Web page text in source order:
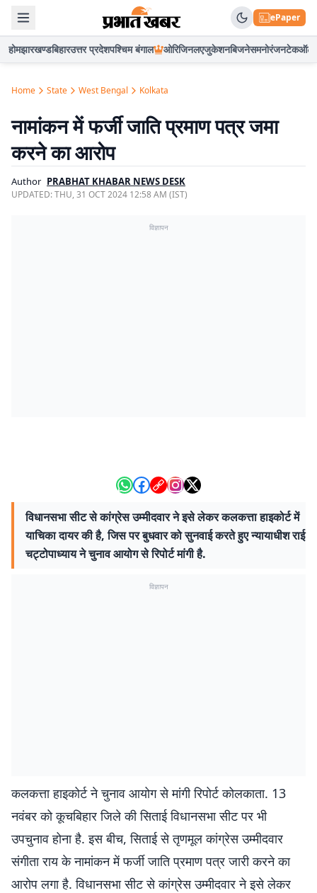
ePaper
होमझारखण्डबिहारउत्तर प्रदेशपश्चिम बंगाल ओरिजिनलएजुकेशनबिजनेसमनोरंजनटेकऑटो
Home State West Bengal Kolkata
नामांकन में फर्जी जाति प्रमाण पत्र जमा
करने का आरोप
Author PRABHAT KHABAR NEWS DESK
UPDATED:THU, 31 OCT 2024 12:58 AM (IST)
विज्ञापन
विधानसभा सीट से कांग्रेस उम्मीदवार ने इसे लेकर कलकत्ता हाइकोर्ट में
याचिका दायर की है, जिस पर बुधवार को सुनवाई करते हुए न्यायाधीश राई
चट्टोपाध्याय ने चुनाव आयोग से रिपोर्ट मांगी है.
विज्ञापन
कलकत्ता हाइकोर्ट ने चुनाव आयोग से मांगी रिपोर्ट कोलकाता. 13
नवंबर को कूचबिहार जिले की सिताई विधानसभा सीट पर भी
उपचुनाव होना है. इस बीच, सिताई से तृणमूल कांग्रेस उम्मीदवार
संगीता राय के नामांकन में फर्जी जाति प्रमाण पत्र जारी करने का
आरोप लगा है. विधानसभा सीट से कांग्रेस उम्मीदवार ने इसे लेकर